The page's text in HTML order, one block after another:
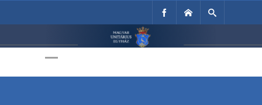
Unitárius Egyház